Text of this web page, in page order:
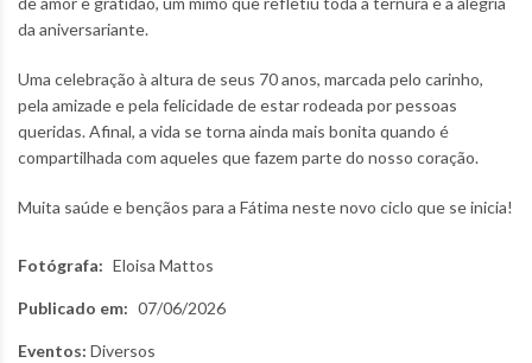
da aniversariante.
Uma celebração à altura de seus 70 anos, marcada pelo carinho,
pela amizade e pela felicidade de estar rodeada por pessoas
queridas. Afinal, a vida se torna ainda mais bonita quando é
compartilhada com aqueles que fazem parte do nosso coração.
Muita saúde e bençãos para a Fátima neste novo ciclo que se inicia!
Fotógrafa: Eloisa Mattos
Publicado em: 07/06/2026
Eventos: Diversos